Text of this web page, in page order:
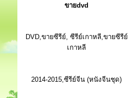
ขายdvd
DVD,ขายซีรีย์, ซีรีย์เกาหลี,ขายซีรีย์
เกาหลี
2014-2015,ซีรีย์จีน (หนังจีนชุด)